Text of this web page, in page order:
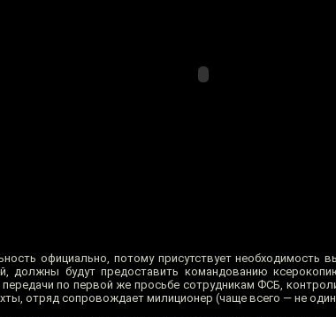
официально, потому присутствует необходимость
должны будут предоставить командованию
передачи по первой же просьбе сотрудникам ФСБ,
отряд сопровождает милиционер (чаще всего — не